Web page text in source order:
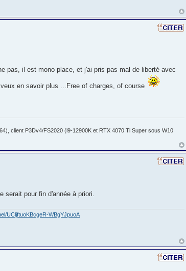
pas, il est mono place, et j'ai pris pas mal de liberté avec
en savoir plus ...Free of charges, of course
client P3Dv4/FS2020 (i9-12900K et RTX 4070 Ti Super sous W10
pour fin d'année à priori.
UCljftuoKBcgeR-WBgYJpuoA